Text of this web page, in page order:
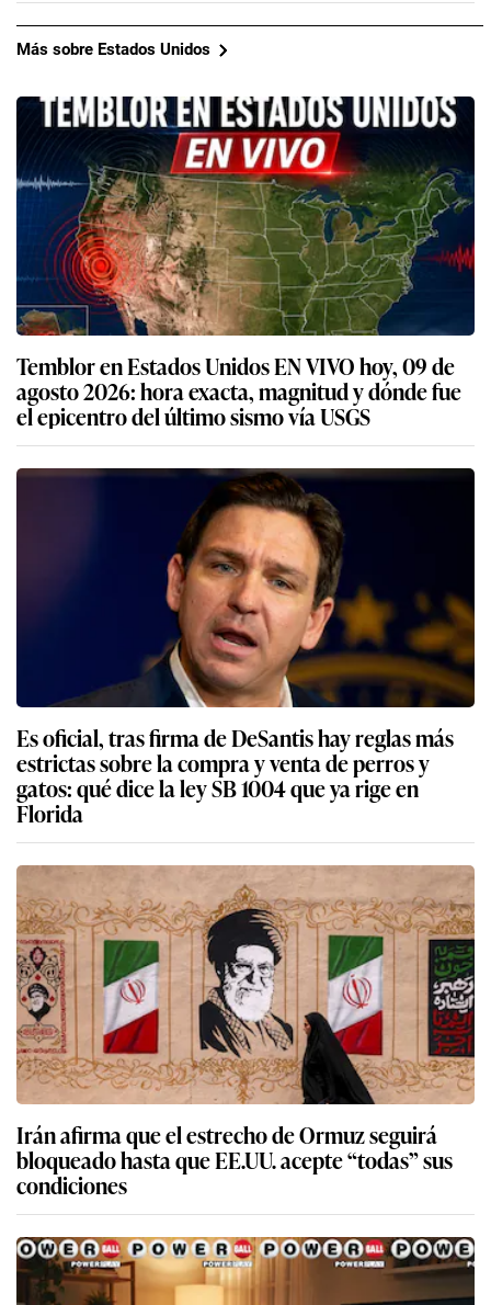
Más sobre Estados Unidos
Temblor en Estados Unidos EN VIVO hoy, 09 de
agosto 2026: hora exacta, magnitud y dónde fue
el epicentro del último sismo vía USGS
Es oficial, tras firma de DeSantis hay reglas más
estrictas sobre la compra y venta de perros y
gatos: qué dice la ley SB 1004 que ya rige en
Florida
Irán afirma que el estrecho de Ormuz seguirá
bloqueado hasta que EE.UU. acepte “todas” sus
condiciones